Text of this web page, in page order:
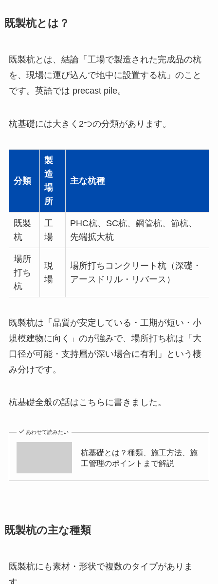
既製杭とは？
既製杭とは、結論「工場で製造された完成品の杭
を、現場に運び込んで地中に設置する杭」のこと
です。英語では precast pile。
杭基礎には大きく2つの分類があります。
分類
製
造
場
所
主な杭種
既製
杭
工
場
PHC杭、SC杭、鋼管杭、節杭、
先端拡大杭
場所
打ち
杭
現
場
場所打ちコンクリート杭（深礎・
アースドリル・リバース）
既製杭は「品質が安定している・工期が短い・小
規模建物に向く」のが強みで、場所打ち杭は「大
口径が可能・支持層が深い場合に有利」という棲
み分けです。
杭基礎全般の話はこちらに書きました。
あわせて読みたい
杭基礎とは？種類、施工方法、施
工管理のポイントまで解説
既製杭の主な種類
既製杭にも素材・形状で複数のタイプがありま